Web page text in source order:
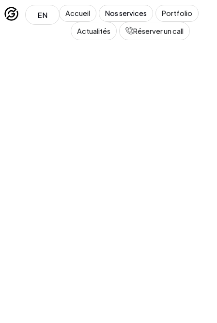
EN Accueil Nos services Portfolio
Actualités Réserver un call